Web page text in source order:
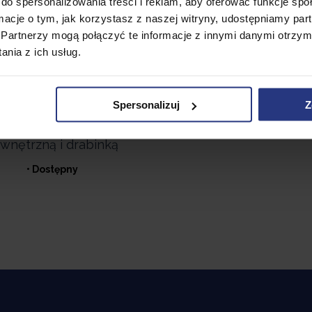
o tym, jak korzystasz z naszej witryny, udostępniamy
mogą połączyć te informacje z innymi danymi
z ich usług.
Spersonalizuj
429,99PLN
659,99 PLN
549,99 PLN
10FT 312CM
i drabinką
• Dostępny
999,00 PLN
Najniższa cena z 30 dni
Sofa stolik